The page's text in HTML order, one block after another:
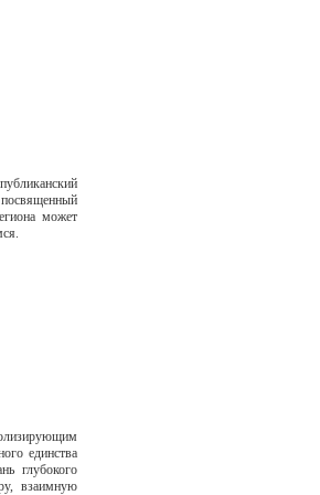
может
единства
глубокого
взаимную